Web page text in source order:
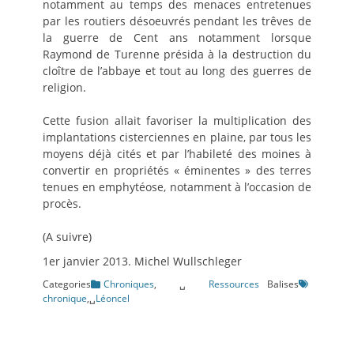
notamment au temps des menaces entretenues
par les routiers désoeuvrés pendant les trêves de
la guerre de Cent ans notamment lorsque
Raymond de Turenne présida à la destruction du
cloître de l’abbaye et tout au long des guerres de
religion.
Cette fusion allait favoriser la multiplication des
implantations cisterciennes en plaine, par tous les
moyens déjà cités et par l’habileté des moines à
convertir en propriétés « éminentes » des terres
tenues en emphytéose, notamment à l’occasion de
procès.
(A suivre)
1er janvier 2013. Michel Wullschleger
Categories Chroniques,␣ Ressources
Balises
chronique,␣Léoncel